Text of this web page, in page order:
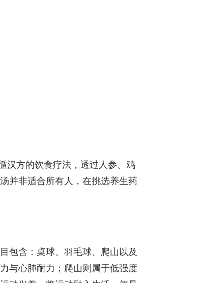
汉方的饮食疗法，透过人参、鸡
并非适合所有人，在挑选养生药
包含：桌球、羽毛球、爬山以及
与心肺耐力；爬山则属于低强度